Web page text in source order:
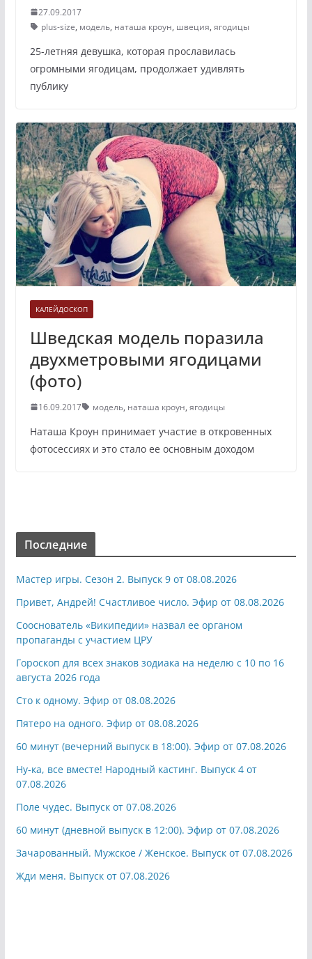
27.09.2017
plus-size, модель, наташа кроун, швеция, ягодицы
25-летняя девушка, которая прославилась
огромными ягодицам, продолжает удивлять
публику
КАЛЕЙДОСКОП
Шведская модель поразила
двухметровыми ягодицами
(фото)
16.09.2017 модель, наташа кроун, ягодицы
Наташа Кроун принимает участие в откровенных
фотосессиях и это стало ее основным доходом
Последние
Мастер игры. Сезон 2. Выпуск 9 от 08.08.2026
Привет, Андрей! Счастливое число. Эфир от 08.08.2026
Сооснователь «Википедии» назвал ее органом
пропаганды с участием ЦРУ
Гороскоп для всех знаков зодиака на неделю с 10 по 16
августа 2026 года
Сто к одному. Эфир от 08.08.2026
Пятеро на одного. Эфир от 08.08.2026
60 минут (вечерний выпуск в 18:00). Эфир от 07.08.2026
Ну-ка, все вместе! Народный кастинг. Выпуск 4 от
07.08.2026
Поле чудес. Выпуск от 07.08.2026
60 минут (дневной выпуск в 12:00). Эфир от 07.08.2026
Зачарованный. Мужское / Женское. Выпуск от 07.08.2026
Жди меня. Выпуск от 07.08.2026